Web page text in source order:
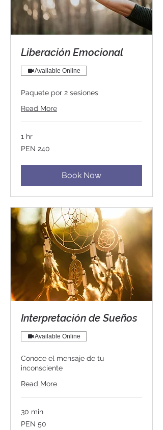
Liberación Emocional
Available Online
Paquete por 2 sesiones
Read More
1 hr
240
Peruvian
PEN 240
Book Now
Interpretación de Sueños
Available Online
Conoce el mensaje de tu
inconsciente
Read More
30 min
50
Peruvian
PEN 50